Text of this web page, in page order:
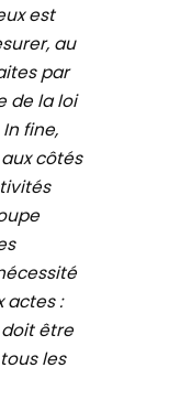
est
au
par
de la loi
fine,
côtés
actes :
doit être
les